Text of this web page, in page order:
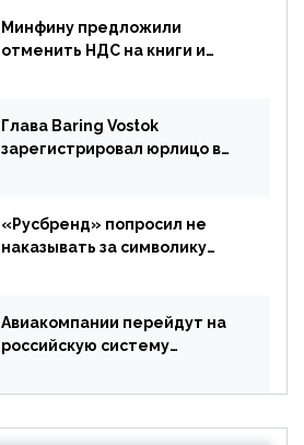
Минфину предложили
отменить НДС на книги и
Глава Baring Vostok
зарегистрировал юрлицо в
«Русбренд» попросил не
наказывать за символику
Авиакомпании перейдут на
российскую систему